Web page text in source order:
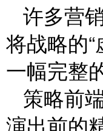
许多营
将战略的
一幅完整
策略前
演出前的